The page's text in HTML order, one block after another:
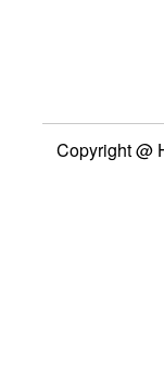
Copyright @